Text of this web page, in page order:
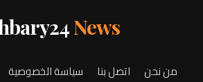
News
من نحن اتصل بنا سياسة الخصوصية